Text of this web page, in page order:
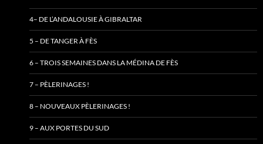
4– DE L’ANDALOUSIE À GIBRALTAR
5 – DE TANGER À FÈS
6 – TROIS SEMAINES DANS LA MÉDINA DE FÈS
7 – PÈLERINAGES !
8 – NOUVEAUX PÈLERINAGES !
9 – AUX PORTES DU SUD